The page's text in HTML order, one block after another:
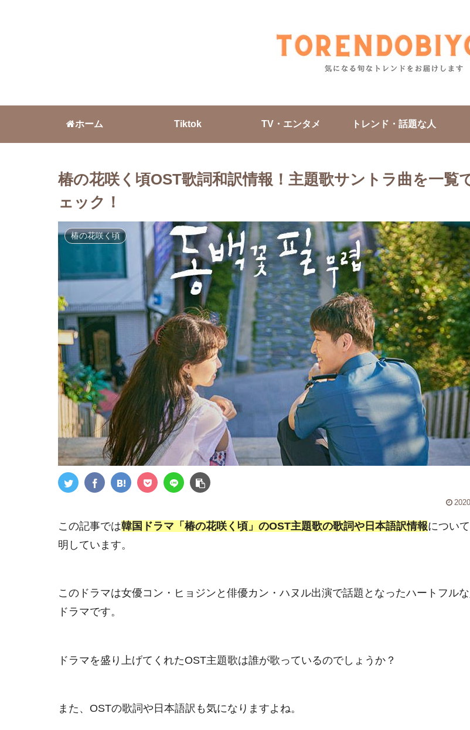
ホーム Tiktok TV・エンタメ トレンド・話題な人
椿の花咲く頃OST歌詞和訳情報！主題歌サントラ曲を一覧
ェック！
椿の花咲く頃
この記事では韓国ドラマ「椿の花咲く頃」のOST主題歌の歌詞や日本語訳情報につい
明しています。
このドラマは女優コン・ヒョジンと俳優カン・ハヌル出演で話題となったハートフル
ドラマです。
ドラマを盛り上げてくれたOST主題歌は誰が歌っているのでしょうか？
また、OSTの歌詞や日本語訳も気になりますよね。